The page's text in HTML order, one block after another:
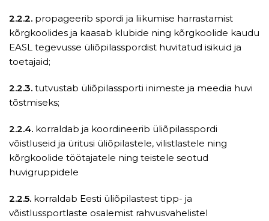
2.2.2. propageerib spordi ja liikumise harrastamist
kõrgkoolides ja kaasab klubide ning kõrgkoolide kaudu
EASL tegevusse üliõpilasspordist huvitatud isikuid ja
toetajaid;
2.2.3. tutvustab üliõpilassporti inimeste ja meedia huvi
tõstmiseks;
2.2.4. korraldab ja koordineerib üliõpilasspordi
võistluseid ja üritusi üliõpilastele, vilistlastele ning
kõrgkoolide töötajatele ning teistele seotud
huvigruppidele
2.2.5. korraldab Eesti üliõpilastest tipp- ja
võistlussportlaste osalemist rahvusvahelistel